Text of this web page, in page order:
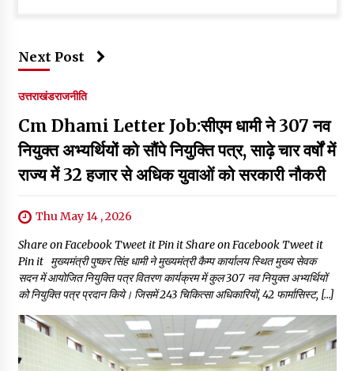
Next Post
उत्तराखंडराजनीति
Cm Dhami Letter Job:सीएम धामी ने 307 नव
नियुक्त अभ्यर्थियों को सौंपे नियुक्ति पत्र, साढ़े चार वर्षों में
राज्य में 32 हजार से अधिक युवाओं को सरकारी नौकरी
Thu May 14 , 2026
Share on Facebook Tweet it Pin it Share on Facebook Tweet it
Pin it मुख्यमंत्री पुष्कर सिंह धामी ने मुख्यमंत्री कैम्प कार्यालय स्थित मुख्य सेवक
सदन में आयोजित नियुक्ति पत्र वितरण कार्यक्रम में कुल 307 नव नियुक्त अभ्यर्थियों
को नियुक्ति पत्र प्रदान किये। जिसमें 243 चिकित्सा अधिकारियों, 42 फार्मासिस्ट, […]